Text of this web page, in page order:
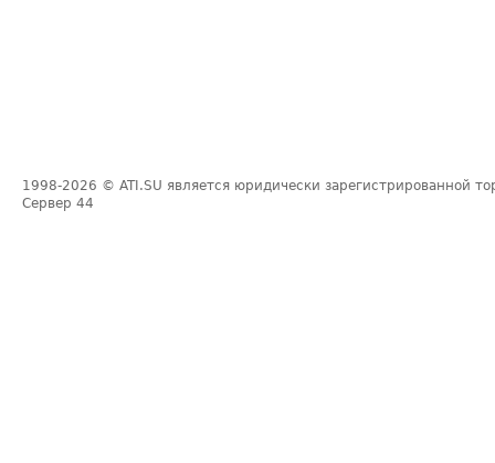
1998-2026 © ATI.SU является юридически зарегистрированной
Сервер 44